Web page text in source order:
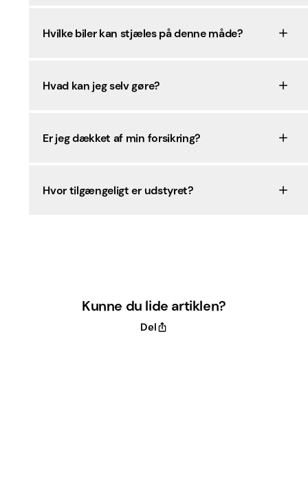
Hvilke biler kan stjæles på denne måde?
Hvad kan jeg selv gøre?
Er jeg dækket af min forsikring?
Hvor tilgængeligt er udstyret?
Kunne du lide artiklen?
Del